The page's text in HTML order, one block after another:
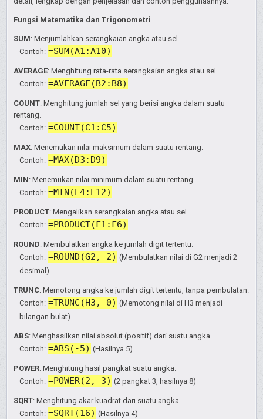
Fungsi Matematika dan Trigonometri
SUM: Menjumlahkan serangkaian angka atau sel.
Contoh: =SUM(A1:A10)
AVERAGE: Menghitung rata-rata serangkaian angka atau sel.
Contoh: =AVERAGE(B2:B8)
COUNT: Menghitung jumlah sel yang berisi angka dalam suatu
rentang.
Contoh: =COUNT(C1:C5)
MAX: Menemukan nilai maksimum dalam suatu rentang.
Contoh: =MAX(D3:D9)
MIN: Menemukan nilai minimum dalam suatu rentang.
Contoh: =MIN(E4:E12)
PRODUCT: Mengalikan serangkaian angka atau sel.
Contoh: =PRODUCT(F1:F6)
ROUND: Membulatkan angka ke jumlah digit tertentu.
Contoh: =ROUND(G2, 2) (Membulatkan nilai di G2 menjadi 2
desimal)
TRUNC: Memotong angka ke jumlah digit tertentu, tanpa pembulatan.
Contoh: =TRUNC(H3, 0) (Memotong nilai di H3 menjadi
bilangan bulat)
ABS: Menghasilkan nilai absolut (positif) dari suatu angka.
Contoh: =ABS(-5) (Hasilnya 5)
POWER: Menghitung hasil pangkat suatu angka.
Contoh: =POWER(2, 3) (2 pangkat 3, hasilnya 8)
SQRT: Menghitung akar kuadrat dari suatu angka.
Contoh: =SQRT(16) (Hasilnya 4)